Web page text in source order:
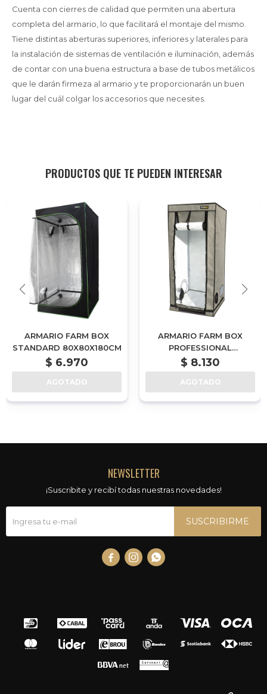
Cuenta con cierres de calidad que permiten una abertura
completa del armario, lo que facilitará el montaje del mismo.
Tiene distintas aberturas superiores, inferiores y laterales para
la instalación de sistemas de ventilación e iluminación, además
de contar con una buena estructura a base de tubos metálicos
que le darán firmeza al armario y te proporcionarán un buen
lugar del cuál colgar los accesorios que necesites.
PRODUCTOS QUE TE PUEDEN INTERESAR
ARMARIO FARM BOX
STANDARD 80X80X180CM
$ 6.970
AGOTADO
ARMARIO FARM BOX
PROFESSIONAL
80X80X160CM
$ 8.130
AGOTADO
NEWSLETTER
¡Suscribite y recibí todas nuestras novedades!
SUSCRIBIRME
  